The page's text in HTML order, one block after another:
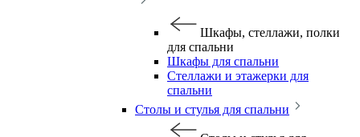
Шкафы, стеллажи, полки
для спальни
Шкафы для спальни
Стеллажи и этажерки для
спальни
Столы и стулья для спальни